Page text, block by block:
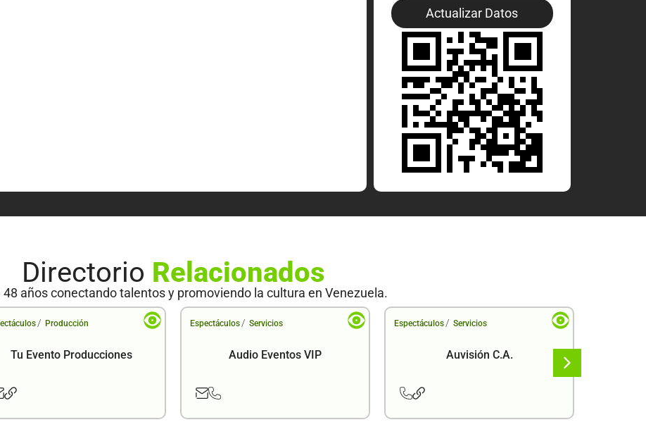
Actualizar Datos
Directorio Relacionados
48 años conectando talentos y promoviendo la cultura en Venezuela.
/ Producción
Tu Evento Producciones
Espectáculos / Servicios
Audio Eventos VIP
Espectáculos / Servicios
Auvisión C.A.